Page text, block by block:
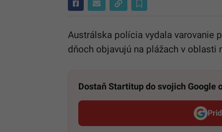
Austrálska polícia vydala varovanie
dňoch objavujú na plážach v oblasti
Dostaň Startitup do svojich Google